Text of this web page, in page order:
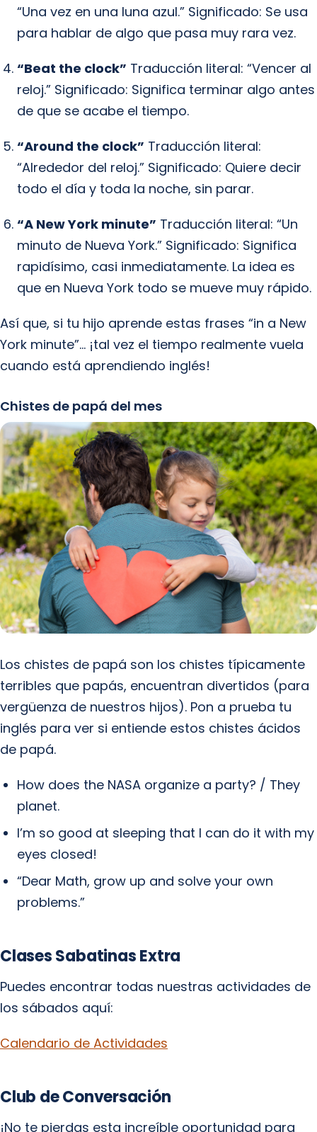
“Una vez en una luna azul.” Significado: Se usa
para hablar de algo que pasa muy rara vez.
“Beat the clock” Traducción literal: “Vencer al
reloj.” Significado: Significa terminar algo antes
de que se acabe el tiempo.
“Around the clock” Traducción literal:
“Alrededor del reloj.” Significado: Quiere decir
todo el día y toda la noche, sin parar.
“A New York minute” Traducción literal: “Un
minuto de Nueva York.” Significado: Significa
rapidísimo, casi inmediatamente. La idea es
que en Nueva York todo se mueve muy rápido.
Así que, si tu hijo aprende estas frases “in a New
York minute”… ¡tal vez el tiempo realmente vuela
cuando está aprendiendo inglés!
Chistes de papá del mes
Los chistes de papá son los chistes típicamente
terribles que papás, encuentran divertidos (para
vergüenza de nuestros hijos). Pon a prueba tu
inglés para ver si entiende estos chistes ácidos
de papá.
How does the NASA organize a party? / They
planet.
I’m so good at sleeping that I can do it with my
eyes closed!
“Dear Math, grow up and solve your own
problems.”
Clases Sabatinas Extra
Puedes encontrar todas nuestras actividades de
los sábados aquí:
Calendario de Actividades
Club de Conversación
¡No te pierdas esta increíble oportunidad para